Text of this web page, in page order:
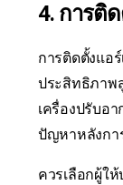
4. การติ
การติดตั้งแอ
ประสิทธิภาพ
เครื่องปรับอ
ปัญหาหลังกา
ควรเลือกผู้ใ